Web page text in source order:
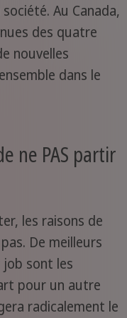
Au Canada,
des quatre
nouvelles
dans le
ne PAS partir
les raisons de
De meilleurs
sont les
pour un autre
radicalement le